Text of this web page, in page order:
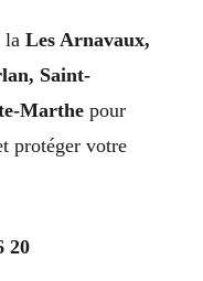
la Les Arnavaux,
Saint-
Marthe pour
protéger votre
20